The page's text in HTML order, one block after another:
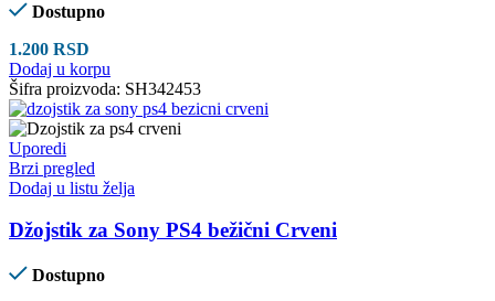
Dostupno
1.200 RSD
Dodaj u korpu
Šifra proizvoda: SH342453
Uporedi
Brzi pregled
Dodaj u listu želja
Džojstik za Sony PS4 bežični Crveni
Dostupno